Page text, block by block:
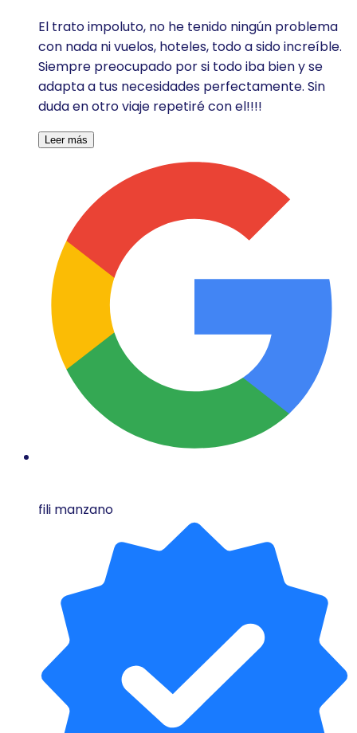
El trato impoluto, no he tenido ningún problema
con nada ni vuelos, hoteles, todo a sido increíble.
Siempre preocupado por si todo iba bien y se
adapta a tus necesidades perfectamente. Sin
duda en otro viaje repetiré con el!!!!
Leer más
fili manzano